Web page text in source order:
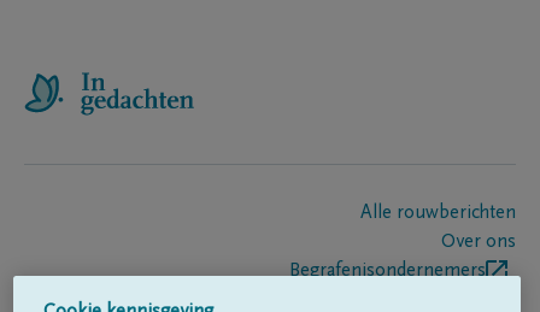
Alle rouwberichten
Over ons
Begrafenisondernemers